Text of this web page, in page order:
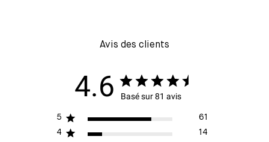
Avis des clients
4.6 Basé sur 81 avis
5
61
4
14